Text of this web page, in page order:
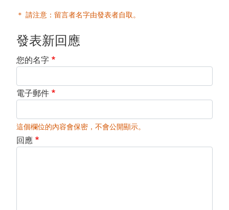
＊ 請注意：留言者名字由發表者自取。
發表新回應
您的名字
電子郵件
這個欄位的內容會保密，不會公開顯示。
回應